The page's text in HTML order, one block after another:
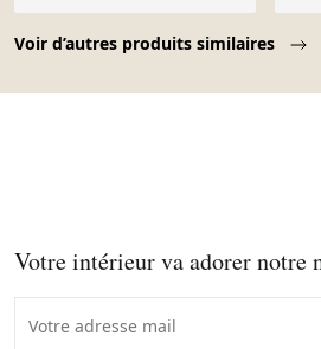
Voir d’autres produits similaires
Votre intérieur va adorer notre